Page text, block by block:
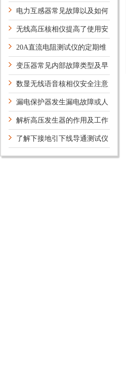
意事项
电力互感器常见故障以及如何
解决？
无线高压核相仪提高了使用安
全性20A直流电阻测试仪的定期维
护保养方法介绍
变压器常见内部故障类型及早
期诊断方法
数显无线语音核相仪安全注意
事项漏电保护器发生漏电故障或人
体触电时实施保护
解析高压发生器的作用及工作
原理了解下接地引下线导通测试仪
的安全措施